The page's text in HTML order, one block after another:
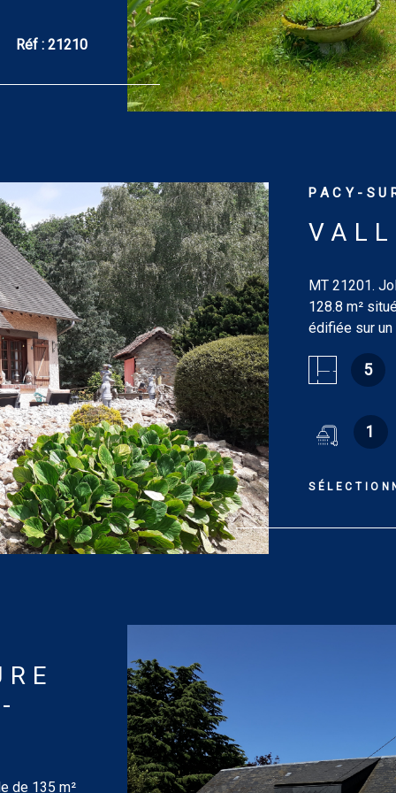
et 2023
Réf : 21210
PACY-
MT 21201.
128.8 m²
édifiée sur un
chaussée :
cheminée
bains de
(14.50 m²,
Terrain : 2
coûts
entre 1 910
années
5
1
de 135 m²